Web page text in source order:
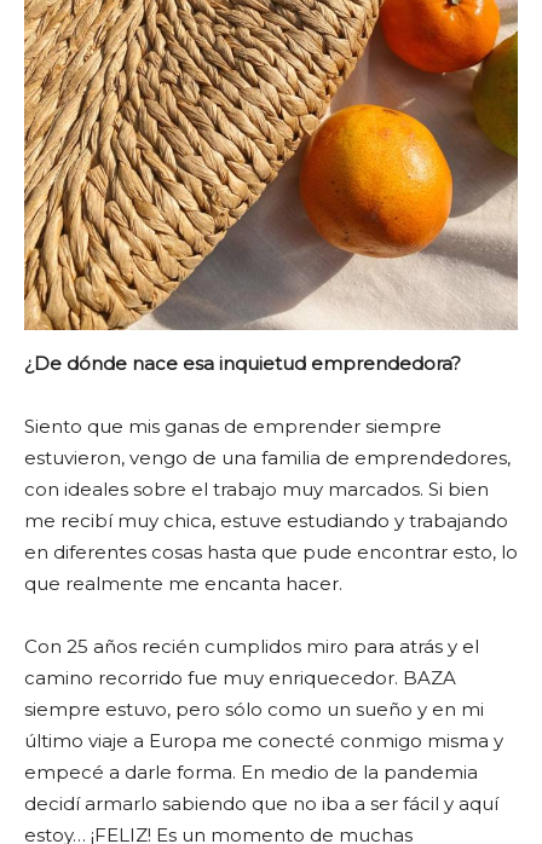
¿De dónde nace esa inquietud emprendedora?
Siento que mis ganas de emprender siempre
estuvieron, vengo de una familia de emprendedores,
con ideales sobre el trabajo muy marcados. Si bien
me recibí muy chica, estuve estudiando y trabajando
en diferentes cosas hasta que pude encontrar esto, lo
que realmente me encanta hacer.
Con 25 años recién cumplidos miro para atrás y el
camino recorrido fue muy enriquecedor. BAZA
siempre estuvo, pero sólo como un sueño y en mi
último viaje a Europa me conecté conmigo misma y
empecé a darle forma. En medio de la pandemia
decidí armarlo sabiendo que no iba a ser fácil y aquí
estoy… ¡FELIZ! Es un momento de muchas